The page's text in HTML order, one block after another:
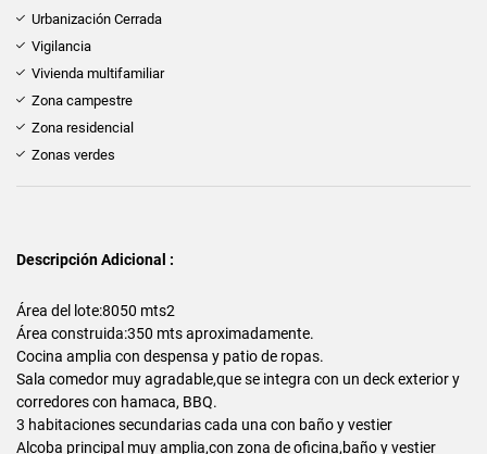
Urbanización Cerrada
Vigilancia
Vivienda multifamiliar
Zona campestre
Zona residencial
Zonas verdes
Descripción Adicional :
Área del lote:8050 mts2
Área construida:350 mts aproximadamente.
Cocina amplia con despensa y patio de ropas.
Sala comedor muy agradable,que se integra con un deck exterior y
corredores con hamaca, BBQ.
3 habitaciones secundarias cada una con baño y vestier
Alcoba principal muy amplia,con zona de oficina,baño y vestier